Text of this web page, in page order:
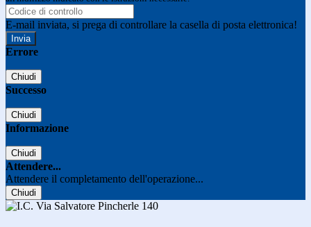
E-mail inviata, si prega di controllare la casella di posta elettronica!
Errore
Chiudi
Successo
Chiudi
Informazione
Chiudi
Attendere...
Attendere il completamento dell'operazione...
Chiudi